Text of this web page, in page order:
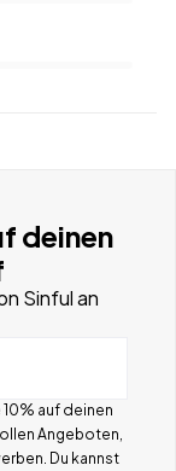
deinen
Sinful an
auf deinen
Angeboten,
Du kannst